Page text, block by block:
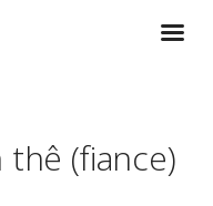
(fiance)